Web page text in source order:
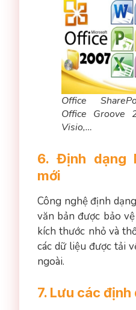
Office
Office Groove
Visio,…
6. Định dạng
mới
Công nghệ định
văn bản được bảo
kích thước nhỏ và
các dữ liệu được tải
ngoài.
7. Lưu các định